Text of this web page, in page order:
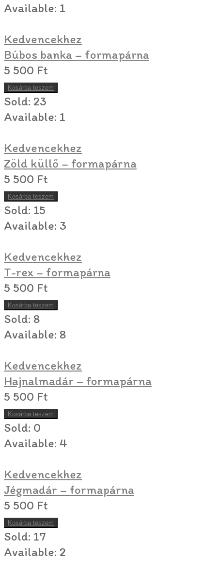
Available: 1
Kedvencekhez
Búbos banka – formapárna
5 500 Ft
Kosárba teszem
Sold: 23
Available: 1
Kedvencekhez
Zöld küllő – formapárna
5 500 Ft
Kosárba teszem
Sold: 15
Available: 3
Kedvencekhez
T-rex – formapárna
5 500 Ft
Kosárba teszem
Sold: 8
Available: 8
Kedvencekhez
Hajnalmadár – formapárna
5 500 Ft
Kosárba teszem
Sold: 0
Available: 4
Kedvencekhez
Jégmadár – formapárna
5 500 Ft
Kosárba teszem
Sold: 17
Available: 2